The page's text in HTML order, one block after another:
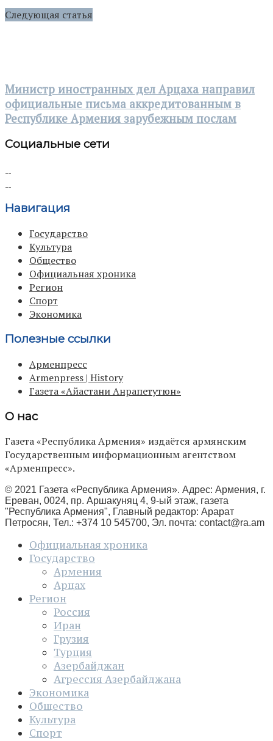
Следующая статья
Министр иностранных дел Арцаха направил
официальные письма аккредитованным в
Республике Армения зарубежным послам
Социальные сети
Навигация
Государство
Культура
Общество
Официальная хроника
Регион
Спорт
Экономика
Полезные ссылки
Арменпресс
Armenpress | History
Газета «Айастани Анрапетутюн»
О нас
Газета «Республика Армения» издаётся армянским
Государственным информационным агентством
«Арменпресс».
© 2021 Газета «Республика Армения». Адрес: Армения, г.
Ереван, 0024, пр. Аршакуняц 4, 9-ый этаж, газета
"Республика Армения", Главный редактор: Арарат
Петросян, Тел.: +374 10 545700, Эл. почта: contact@ra.am
Официальная хроника
Государство
Армения
Арцах
Регион
Россия
Иран
Грузия
Турция
Азербайджан
Агрессия Азербайджана
Экономика
Общество
Культура
Спорт